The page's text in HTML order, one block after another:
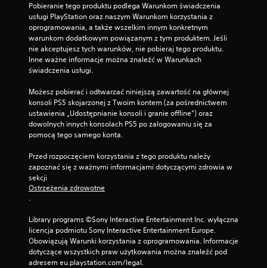
Pobieranie tego produktu podlega Warunkom świadczenia
usługi PlayStation oraz naszym Warunkom korzystania z
oprogramowania, a także wszelkim innym konkretnym
warunkom dodatkowym powiązanym z tym produktem. Jeśli
nie akceptujesz tych warunków, nie pobieraj tego produktu.
Inne ważne informacje można znaleźć w Warunkach
świadczenia usługi.
Możesz pobierać i odtwarzać niniejszą zawartość na głównej
konsoli PS5 skojarzonej z Twoim kontem (za pośrednictwem
ustawienia „Udostępnianie konsoli i granie offline”) oraz
dowolnych innych konsolach PS5 po zalogowaniu się za
pomocą tego samego konta.
Przed rozpoczęciem korzystania z tego produktu należy
zapoznać się z ważnymi informacjami dotyczącymi zdrowia w
sekcji
Ostrzeżenia zdrowotne
.
Library programs ©Sony Interactive Entertainment Inc. wyłączna
licencja podmiotu Sony Interactive Entertainment Europe.
Obowiązują Warunki korzystania z oprogramowania. Informacje
dotyczące wszystkich praw użytkowania można znaleźć pod
adresem eu.playstation.com/legal.